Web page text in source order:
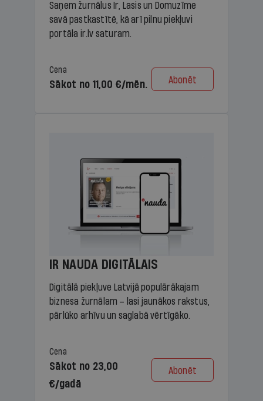
Saņem žurnālus Ir, Lasis un Domuzīme
savā pastkastītē, kā arī pilnu piekļuvi
portāla ir.lv saturam.
Cena
Sākot no 11,00 €/mēn. Abonēt
IR NAUDA DIGITĀLAIS
Digitālā piekļuve Latvijā populārākajam
biznesa žurnālam – lasi jaunākos rakstus,
pārlūko arhīvu un saglabā vērtīgāko.
Cena
Sākot no 23,00
€/gadā
Abonēt